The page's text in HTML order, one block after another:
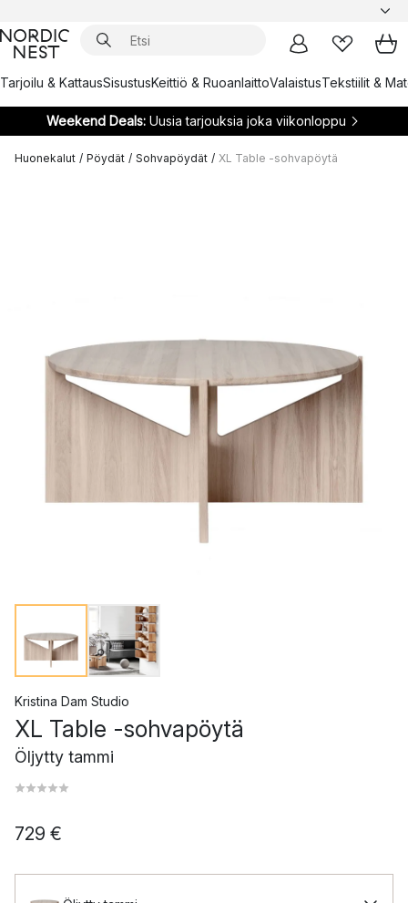
Tarjoilu & KattausSisustusKeittiö & RuoanlaittoValaistusTekstiilit &
Weekend Deals:Uusia tarjouksia joka viikonloppu
Huonekalut / Pöydät / Sohvapöydät / XL Table -sohvapöytä
Kristina Dam Studio
XL Table -sohvapöytä
Öljytty tammi
729 €